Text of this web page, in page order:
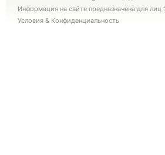
Информация на сайте предназначена для лиц
Условия & Конфиденциальность